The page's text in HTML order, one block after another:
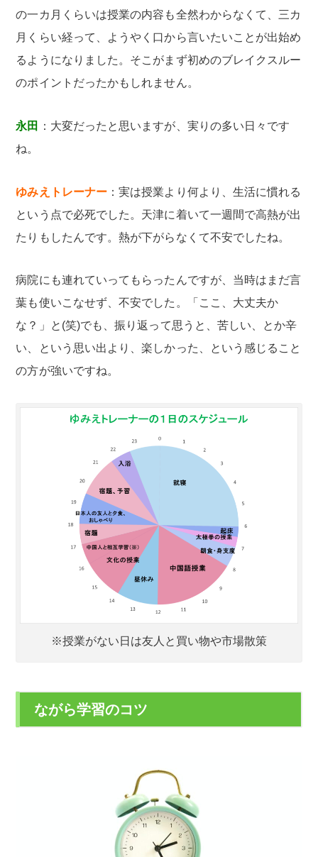
の一カ月くらいは授業の内容も全然わからなくて、三カ
月くらい経って、ようやく口から言いたいことが出始め
るようになりました。そこがまず初めのブレイクスルー
のポイントだったかもしれません。
永田
：大変だったと思いますが、実りの多い日々です
ね。
ゆみえトレーナー ：実は授業より何より、生活に慣れる
という点で必死でした。天津に着いて一週間で高熱が出
たりもしたんです。熱が下がらなくて不安でしたね。
病院にも連れていってもらったんですが、当時はまだ言
葉も使いこなせず、不安でした。「ここ、大丈夫か
な？」と(笑)でも、振り返って思うと、苦しい、とか辛
い、という思い出より、楽しかった、という感じること
の方が強いですね。
※授業がない日は友人と買い物や市場散策
ながら学習のコツ